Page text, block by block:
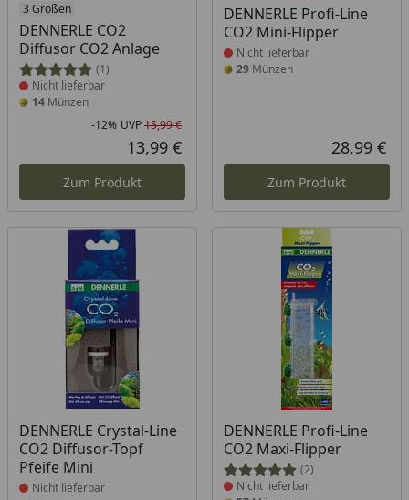
3 Größen
DENNERLE CO2
Diffusor CO2 Anlage
(1)
Produkt nicht lieferbar
Nicht lieferbar
14 Münzen
Rabatt in Prozent
-12%
Ursprünglicher Preis
UVP15,99 €
Aktueller Preis
13,99 €
Zum Produkt
DENNERLE Profi-Line
CO2 Mini-Flipper
Produkt nicht lieferbar
Nicht lieferbar
29Münzen
28,99 €
Zum Produkt
DENNERLE Crystal-Line
CO2 Diffusor-Topf
Pfeife Mini
Produkt nicht lieferbar
Nicht lieferbar
DENNERLE Profi-Line
CO2 Maxi-Flipper
(2)
Produkt nicht lieferbar
Nicht lieferbar